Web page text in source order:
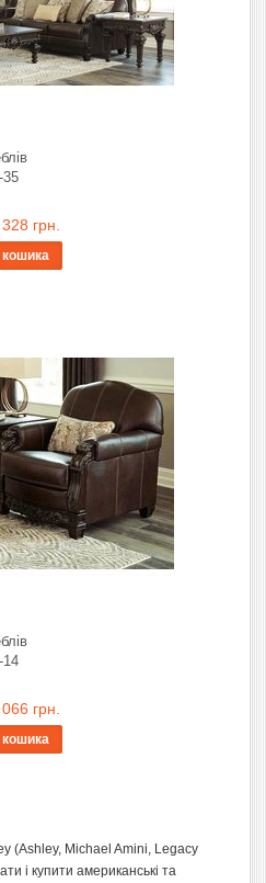
35
грн.
14
грн.
(Ashley, Michael Amini, Legacy
і купити американські та